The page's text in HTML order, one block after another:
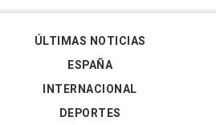
ÚLTIMAS NOTICIAS
ESPAÑA
INTERNACIONAL
DEPORTES